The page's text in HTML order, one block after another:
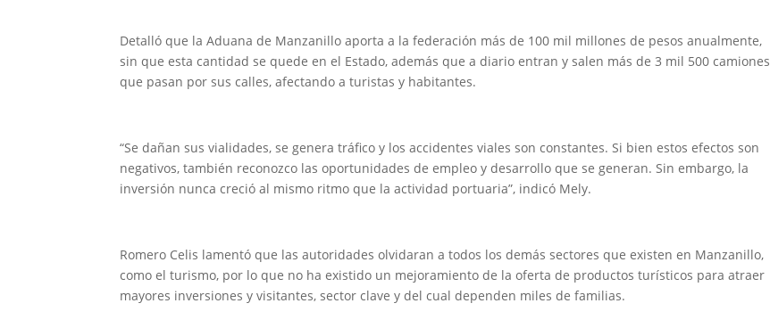
Detalló que la Aduana de Manzanillo aporta a la federación más de 100 mil millones de pesos anualmente,
sin que esta cantidad se quede en el Estado, además que a diario entran y salen más de 3 mil 500 camiones
que pasan por sus calles, afectando a turistas y habitantes.
“Se dañan sus vialidades, se genera tráfico y los accidentes viales son constantes. Si bien estos efectos son
negativos, también reconozco las oportunidades de empleo y desarrollo que se generan. Sin embargo, la
inversión nunca creció al mismo ritmo que la actividad portuaria”, indicó Mely.
Romero Celis lamentó que las autoridades olvidaran a todos los demás sectores que existen en Manzanillo,
como el turismo, por lo que no ha existido un mejoramiento de la oferta de productos turísticos para atraer
mayores inversiones y visitantes, sector clave y del cual dependen miles de familias.